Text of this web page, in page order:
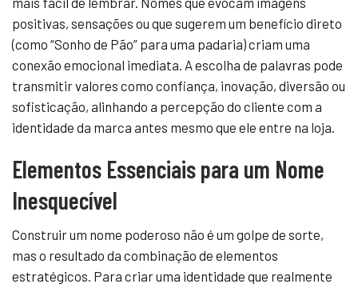
positivas, sensações ou que sugerem um benefício direto
(como “Sonho de Pão” para uma padaria) criam uma
conexão emocional imediata. A escolha de palavras pode
transmitir valores como confiança, inovação, diversão ou
sofisticação, alinhando a percepção do cliente com a
identidade da marca antes mesmo que ele entre na loja.
Elementos Essenciais para um Nome
Inesquecível
Construir um nome poderoso não é um golpe de sorte,
mas o resultado da combinação de elementos
estratégicos. Para criar uma identidade que realmente